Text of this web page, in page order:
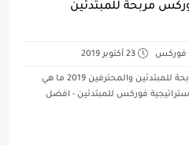
مربحة للمبتدئين
فوركس 23 أكتوبر 2019
ما هي افضل استراتيجية فوركس مربحة للمبتدئين والمحترفين 2019 ما هي
فوركس للمبتدئين - افضل